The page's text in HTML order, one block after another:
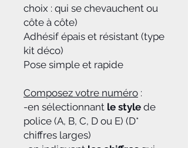
choix : qui se chevauchent ou
côte à côte)
Adhésif épais et résistant (type
kit déco)
Pose simple et rapide
Composez votre numéro :
-en sélectionnant le style de
police (A, B, C, D ou E) (D*
chiffres larges)